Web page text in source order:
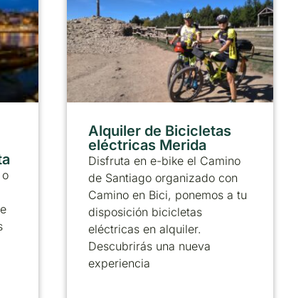
Alquiler de Bicicletas
eléctricas Merida
Disfruta en e-bike el Camino
de Santiago organizado con
Camino en Bici, ponemos a tu
disposición bicicletas
eléctricas en alquiler.
Descubrirás una nueva
experiencia